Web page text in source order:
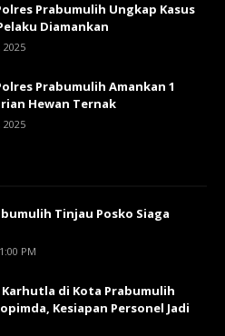
Prabumulih Ungkap Kasus
Diamankan
Prabumulih Amankan 1
Hewan Ternak
Tinjau Posko Siaga
PM
Karhutla di Kota Prabumulih
Kesiapan Personel Jadi